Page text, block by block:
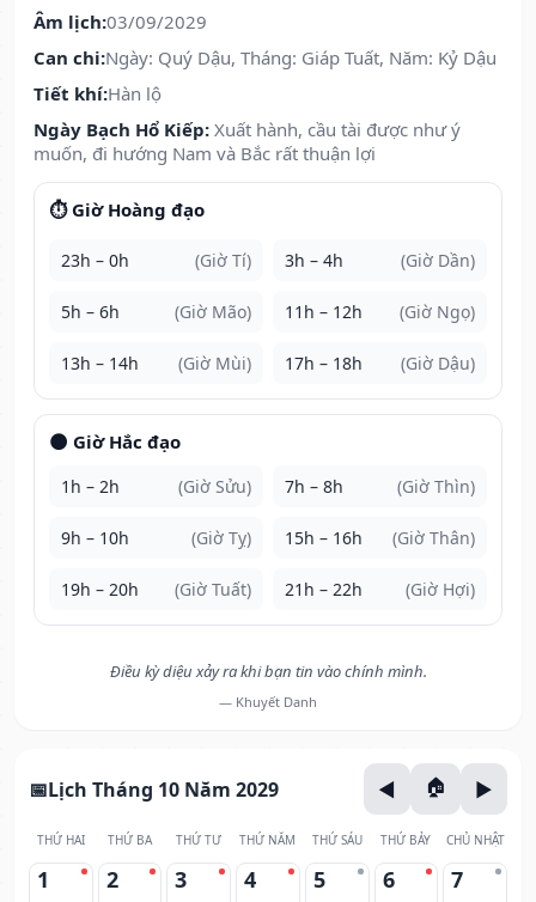
Âm lịch:03/09/2029
Can chi:Ngày: Quý Dậu, Tháng: Giáp Tuất, Năm: Kỷ Dậu
Tiết khí:Hàn lộ
Ngày Bạch Hổ Kiếp: Xuất hành, cầu tài được như ý
muốn, đi hướng Nam và Bắc rất thuận lợi
⏱️ Giờ Hoàng đạo
23h – 0h (Giờ Tí) 3h – 4h (Giờ Dần)
5h – 6h (Giờ Mão) 11h – 12h (Giờ Ngọ)
13h – 14h (Giờ Mùi) 17h – 18h (Giờ Dậu)
🌑 Giờ Hắc đạo
1h – 2h (Giờ Sửu) 7h – 8h (Giờ Thìn)
9h – 10h (Giờ Tỵ) 15h – 16h (Giờ Thân)
19h – 20h (Giờ Tuất) 21h – 22h (Giờ Hợi)
Điều kỳ diệu xảy ra khi bạn tin vào chính mình.
— Khuyết Danh
Lịch Tháng 10 Năm 2029
THỨ HAI THỨ BA THỨ TƯ THỨ NĂM THỨ SÁU THỨ BẢY CHỦ NHẬT
1 2 3 4 5 6 7